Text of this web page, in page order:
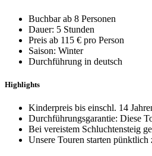
Buchbar ab 8 Personen
Dauer: 5 Stunden
Preis ab 115 € pro Person
Saison: Winter
Durchführung in deutsch
Highlights
Kinderpreis bis einschl. 14
Durchführungsgarantie: Diese
Bei vereistem Schluchtensteig
Unsere Touren starten